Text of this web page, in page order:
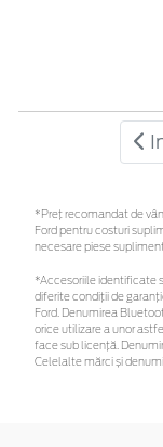
*Preţ recomandat de
Ford pentru costuri
necesare piese
*Accesoriile identificate
diferite condiții de
Ford. Denumirea
orice utilizare a unor
face sub licență.
Celelalte mărci și